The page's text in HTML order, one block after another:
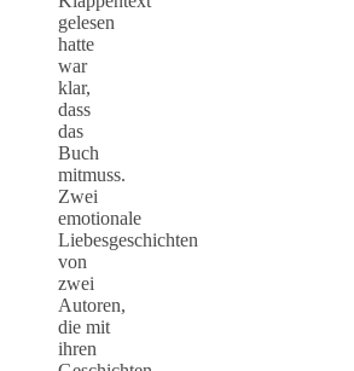
gelesen
hatte
war
klar,
dass
das
Buch
mitmuss.
Zwei
emotionale
Liebesgeschichten
von
zwei
Autoren,
die mit
ihren